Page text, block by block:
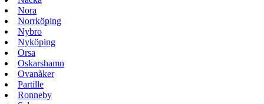
Nora
Norrköping
Nybro
Nyköping
Orsa
Oskarshamn
Ovanåker
Partille
Ronneby